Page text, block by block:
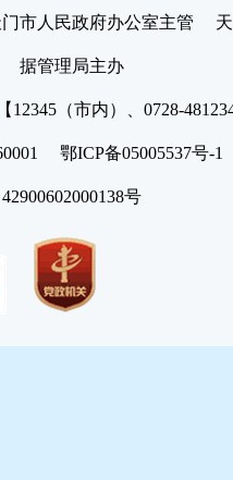
市人民政府办公室主管 天
据管理局主办
12345（市内）、0728-
鄂ICP备05005537号
42900602000138号